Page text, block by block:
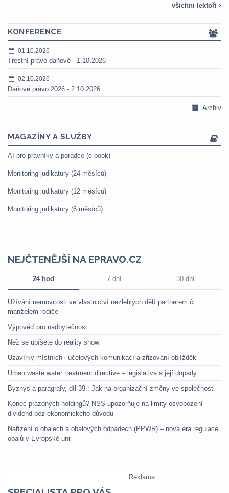
všichni lektoři
KONFERENCE
01.10.2026
Trestní právo daňové - 1.10.2026
02.10.2026
Daňové právo 2026 - 2.10.2026
Archiv
MAGAZÍNY A SLUŽBY
AI pro právníky a poradce (e-book)
Monitoring judikatury (24 měsíců)
Monitoring judikatury (12 měsíců)
Monitoring judikatury (6 měsíců)
NEJČTENĚJŠÍ NA EPRAVO.CZ
24 hod 7 dní 30 dní
Užívání nemovitosti ve vlastnictví nezletilých dětí partnerem či
manželem rodiče
Výpověď pro nadbytečnost
Než se upíšete do reality show
Uzavírky místních i účelových komunikací a zřizování objížděk
Urban waste water treatment directive – legislativa a její dopady
Byznys a paragrafy, díl 39.: Jak na organizační změny ve společnosti
Konec prázdných holdingů? NSS upozorňuje na limity osvobození
dividend bez ekonomického důvodu
Nařízení o obalech a obalových odpadech (PPWR) – nová éra regulace
obalů v Evropské unii